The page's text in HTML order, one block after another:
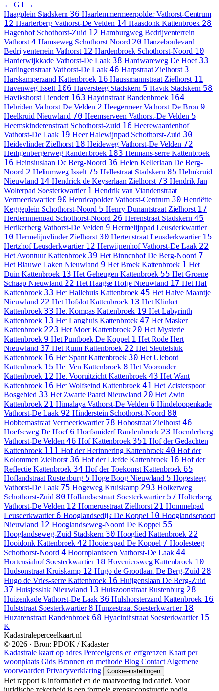
← G I →
Haagplein Stadskern 36 Haarlemmermeerpolder Vathorst-Centrum
12 Haarlerberg Vathorst-De Velden 14 Haasdonk Kattenbroek 28
Hagenhof Schothorst-Zuid 12 Hamburgweg Bedrijventerrein
Vathorst 4 Hamseweg Schothorst-Noord 20 Hanzeboulevard
Bedrijventerrein Vathorst 12 Hardenbroek Schothorst-Noord 10
Harderwijkkade Vathorst-De Laak 38 Hardwareweg De Hoef 33
Harlingenstraat Vathorst-De Laak 46 Harpstraat Zielhorst 3
Harskamperzand Kattenbroek 16 Haussmannstraat Zielhorst 11
Havenweg Isselt 106 Haversteeg Stadskern 5 Havik Stadskern 58
Havikshorst Liendert 163 Haydnstraat Randenbroek 164
Hebriden Vathorst-De Velden 2 Heegermeer Vathorst-De Bron 9
Heelkruid Nieuwland 70 Heemserveen Vathorst-De Velden 5
Heemskinderenstraat Schothorst-Zuid 16 Heerewaardenhof
Vathorst-De Laak 19 Heer Halewijnpad Schothorst-Zuid 30
Heidevlinder Zielhorst 18 Heideweg Vathorst-De Velden 72
Heiligenbergerweg Randenbroek 183 Heimans-serre Kattenbroek
16 Heinsiuslaan De Berg-Noord 36 Helen Kellerlaan De Berg-
Noord 2 Heliumweg Isselt 75 Hellestraat Stadskern 85 Helmkruid
Nieuwland 14 Hendrick de Keyserlaan Zielhorst 73 Hendrik Jan
Wolterpad Soesterkwartier 1 Hendrik van Viandenstraat
Vermeerkwartier 90 Henricapolder Vathorst-Centrum 30 Henriëtte
Keggeplein Schothorst-Noord 5 Henry Dunantstraat Zielhorst 17
Herderinnenpad Schothorst-Noord 26 Herenstraat Stadskern 45
Herikerberg Vathorst-De Velden 9 Hermelijnpad Leusderkwartier
10 Hermelijnvlinder Zielhorst 30 Hertenstraat Leusderkwartier 15
Hertzhof Leusderkwartier 12 Herwijnenhof Vathorst-De Laak 22
Het Avontuur Kattenbroek 39 Het Binnenhof De Berg-Noord 7
Het Blauwe Laken Nieuwland 9 Het Broek Kattenbroek 1 Het
Duin Kattenbroek 13 Het Geheugen Kattenbroek 55 Het Groene
Schaap Nieuwland 22 Het Haagse Hofje Nieuwland 17 Het Haf
Kattenbroek 33 Het Hallehuis Kattenbroek 45 Het Halve Maantje
Nieuwland 22 Het Hofslot Kattenbroek 13 Het Klinket
Kattenbroek 33 Het Kompas Kattenbroek 19 Het Labyrinth
Kattenbroek 13 Het Langhuis Kattenbroek 47 Het Masker
Kattenbroek 223 Het Moer Kattenbroek 20 Het Mysterie
Kattenbroek 9 Het Puntboek De Koppel 1 Het Rode Hert
Nieuwland 37 Het Ruim Kattenbroek 22 Het Sleutelstuk
Kattenbroek 16 Het Spant Kattenbroek 30 Het Ulebord
Kattenbroek 15 Het Ven Kattenbroek 8 Het Vooronder
Kattenbroek 12 Het Vooruitzicht Kattenbroek 43 Het Want
Kattenbroek 16 Het Wolfseind Kattenbroek 41 Het Zeisterspoor
Bosgebied 33 Het Zwarte Paard Nieuwland 20 Het Zwin
Kattenbroek 21 Himalaya Vathorst-De Velden 6 Hindeloopenkade
Vathorst-De Laak 92 Hinderstein Schothorst-Noord 80
Hobbemastraat Vermeerkwartier 78 Hobostraat Zielhorst 46
Hoefseweg De Hoef 6 Hoefsmiderf Randenbroek 23 Hoenderberg
Vathorst-De Velden 46 Hof Kattenbroek 351 Hof der Gedachten
Kattenbroek 111 Hof der Herinnering Kattenbroek 40 Hof der
Kolommen Zielhorst 36 Hof der Liefde Kattenbroek 16 Hof der
Reflectie Kattenbroek 34 Hof der Toekomst Kattenbroek 65
Hoflandstraat Rustenburg 5 Hoge Boog Nieuwland 5 Hogesteeg
Vathorst-De Laak 75 Hogeweg Kruiskamp 293 Holkerweg
Schothorst-Zuid 80 Hollandsestraat Soesterkwartier 57 Holterberg
Vathorst-De Velden 12 Homerusstraat Zielhorst 21 Hommelpad
Leusderkwartier 6 Hooglandsedijk De Koppel 10 Hooglandsepoort
Nieuwland 12 Hooglandseweg-Noord De Koppel 55
Hooglandseweg-Zuid Stadskern 30 Hooglied Kattenbroek 22
Hooidonk Kattenbroek 42 Hooierspad De Koppel 7 Hoolesteeg
Schothorst-Noord 4 Hoornplantsoen Vathorst-De Laak 44
Hortensiahof Soesterkwartier 18 Hoveniersweg Kattenbroek 10
Hudsonstraat Kruiskamp 12 Hugo de Grootlaan De Berg-Zuid 28
Hugo de Vries-serre Kattenbroek 16 Huijgenslaan De Berg-Zuid
37 Huisjesslak Nieuwland 13 Huiszoonstraat Rustenburg 28
Huizenkade Vathorst-De Laak 36 Hulshorsterzand Kattenbroek 16
Hulststraat Soesterkwartier 8 Hunzestraat Soesterkwartier 18
Huzarenstraat Randenbroek 68 Hyacinthstraat Soesterkwartier 15
K
Kadastraleperceelkaart.nl
© 2026 · Bron: PDOK / Kadaster
Kadastrale kaart op adres Perceelgrens en erfgrenzen Kaart per
woonplaats Gids Bronnen en methode Blog ContactAlgemene
voorwaarden Privacyverklaring Cookie-instellingen
Het rapport is informatief en de maatvoering indicatief. Voor